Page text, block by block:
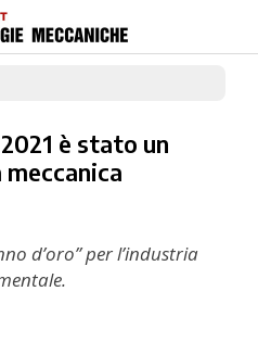
è stato un
d’oro” per l’industria